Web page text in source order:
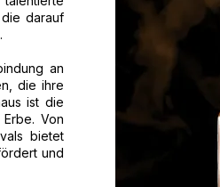
darauf
an
die ihre
ist die
Von
bietet
und